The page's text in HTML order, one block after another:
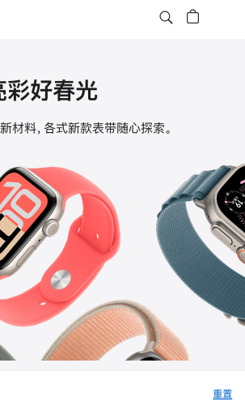
彩好春光
材料，各式新款表带随心探索。
重置